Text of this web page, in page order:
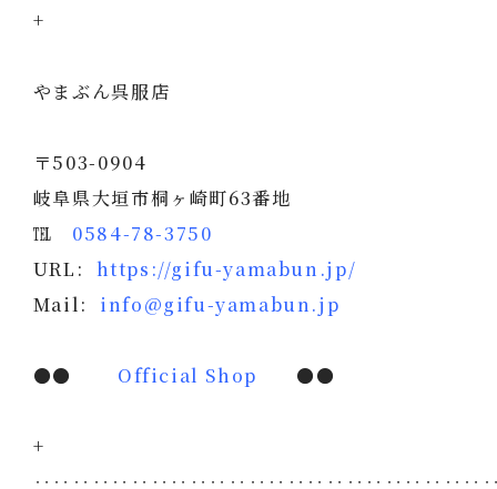
+
やまぶん呉服店
〒503-0904
岐阜県大垣市桐ヶ崎町63番地
℡ 0584-78-3750
URL: https://gifu-yamabun.jp/
Mail: info@gifu-yamabun.jp
●● Official Shop ●●
+